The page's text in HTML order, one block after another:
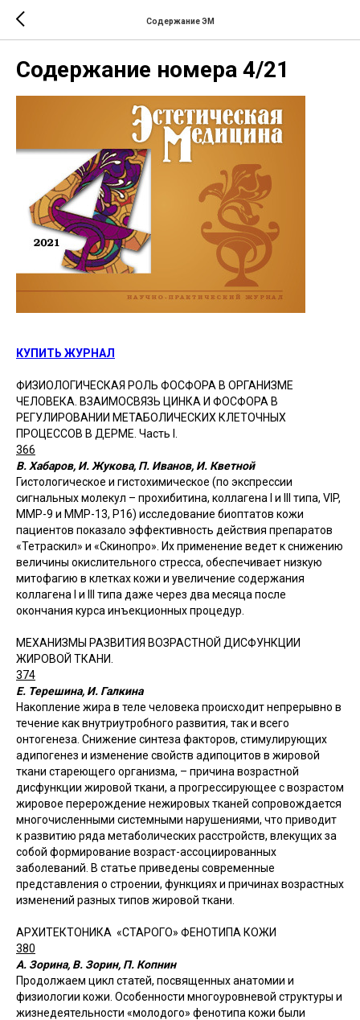
Содержание ЭМ
Содержание номера 4/21
КУПИТЬ ЖУРНАЛ
ФИЗИОЛОГИЧЕСКАЯ РОЛЬ ФОСФОРА В ОРГАНИЗМЕ
ЧЕЛОВЕКА. ВЗАИМОСВЯЗЬ ЦИНКА И ФОСФОРА В
РЕГУЛИРОВАНИИ МЕТАБОЛИЧЕСКИХ КЛЕТОЧНЫХ
ПРОЦЕССОВ В ДЕРМЕ. Часть I.
366
В. Хабаров, И. Жукова, П. Иванов, И. Кветной
Гистологическое и гистохимическое (по экспрессии
сигнальных молекул – прохибитина, коллагена I и III типа, VIP,
ММР-9 и ММР-13, Р16) исследование биоптатов кожи
пациентов показало эффективность действия препаратов
«Тетраскил» и «Скинопро». Их применение ведет к снижению
величины окислительного стресса, обеспечивает низкую
митофагию в клетках кожи и увеличение содержания
коллагена I и III типа даже через два месяца после
окончания курса инъекционных процедур.
МЕХАНИЗМЫ РАЗВИТИЯ ВОЗРАСТНОЙ ДИСФУНКЦИИ
ЖИРОВОЙ ТКАНИ.
374
Е. Терешина, И. Галкина
Накопление жира в теле человека происходит непрерывно в
течение как внутриутробного развития, так и всего
онтогенеза. Снижение синтеза факторов, стимулирующих
адипогенез и изменение свойств адипоцитов в жировой
ткани стареющего организма, – причина возрастной
дисфункции жировой ткани, а прогрессирующее с возрастом
жировое перерождение нежировых тканей сопровождается
многочисленными системными нарушениями, что приводит
к развитию ряда метаболических расстройств, влекущих за
собой формирование возраст-ассоциированных
заболеваний. В статье приведены современные
представления о строении, функциях и причинах возрастных
изменений разных типов жировой ткани.
АРХИТЕКТОНИКА «СТАРОГО» ФЕНОТИПА КОЖИ
380
А. Зорина, В. Зорин, П. Копнин
Продолжаем цикл статей, посвященных анатомии и
физиологии кожи. Особенности многоуровневой структуры и
жизнедеятельности «молодого» фенотипа кожи были